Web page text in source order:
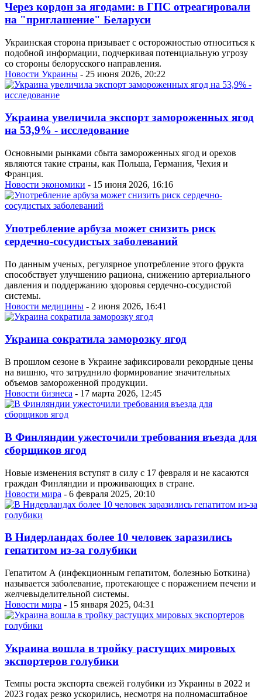
Через кордон за ягодами: в ГПС отреагировали
на "приглашение" Беларуси
Украинская сторона призывает с осторожностью относиться к
подобной информации, подчеркивая потенциальную угрозу
со стороны белорусского направления.
Новости Украины - 25 июня 2026, 20:22
Украина увеличила экспорт замороженных ягод
на 53,9% - исследование
Основными рынками сбыта замороженных ягод и орехов
являются такие страны, как Польша, Германия, Чехия и
Франция.
Новости экономики - 15 июня 2026, 16:16
Употребление арбуза может снизить риск
сердечно-сосудистых заболеваний
По данным ученых, регулярное употребление этого фрукта
способствует улучшению рациона, снижению артериального
давления и поддержанию здоровья сердечно-сосудистой
системы.
Новости медицины - 2 июня 2026, 16:41
Украина сократила заморозку ягод
В прошлом сезоне в Украине зафиксировали рекордные цены
на вишню, что затруднило формирование значительных
объемов замороженной продукции.
Новости бизнеса - 17 марта 2026, 12:45
В Финляндии ужесточили требования въезда для
сборщиков ягод
Новые изменения вступят в силу с 17 февраля и не касаются
граждан Финляндии и проживающих в стране.
Новости мира - 6 февраля 2025, 20:10
В Нидерландах более 10 человек заразились
гепатитом из-за голубики
Гепатитом А (инфекционным гепатитом, болезнью Боткина)
называется заболевание, протекающее с поражением печени и
желчевыделительной системы.
Новости мира - 15 января 2025, 04:31
Украина вошла в тройку растущих мировых
экспортеров голубики
Темпы роста экспорта свежей голубики из Украины в 2022 и
2023 годах резко ускорились, несмотря на полномасштабное